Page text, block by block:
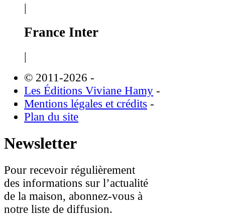
|
France Inter
|
© 2011-2026 -
Les Éditions Viviane Hamy -
Mentions légales et crédits -
Plan du site
Newsletter
Pour recevoir régulièrement
des informations sur l’actualité
de la maison, abonnez-vous à
notre liste de diffusion.